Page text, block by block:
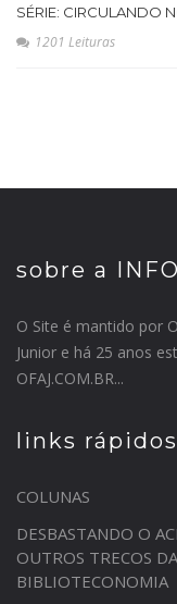
SÉRIE: CIRCULANDO
1201 Leituras
sobre a
O Site é mantido por
Junior e há 25 anos
OFAJ.COM.BR...
links rápidos
COLUNAS
DESBASTANDO O
OUTROS TRECOS DA
BIBLIOTECONOMIA